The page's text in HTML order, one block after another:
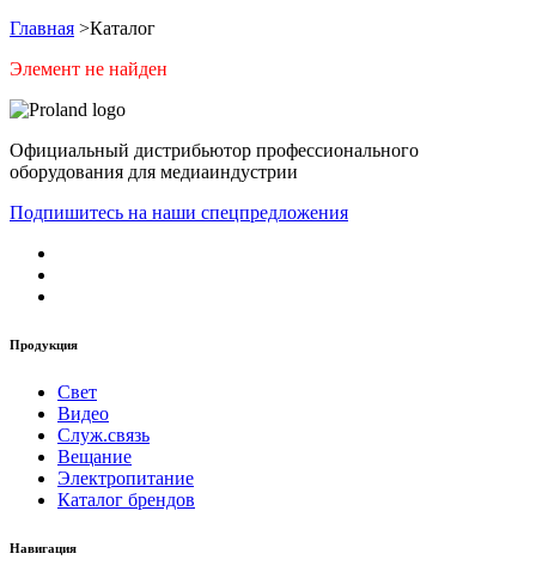
Главная >Каталог
Элемент не найден
Официальный дистрибьютор профессионального
оборудования для медиаиндустрии
Подпишитесь на наши спецпредложения
Продукция
Свет
Видео
Служ.связь
Вещание
Электропитание
Каталог брендов
Навигация